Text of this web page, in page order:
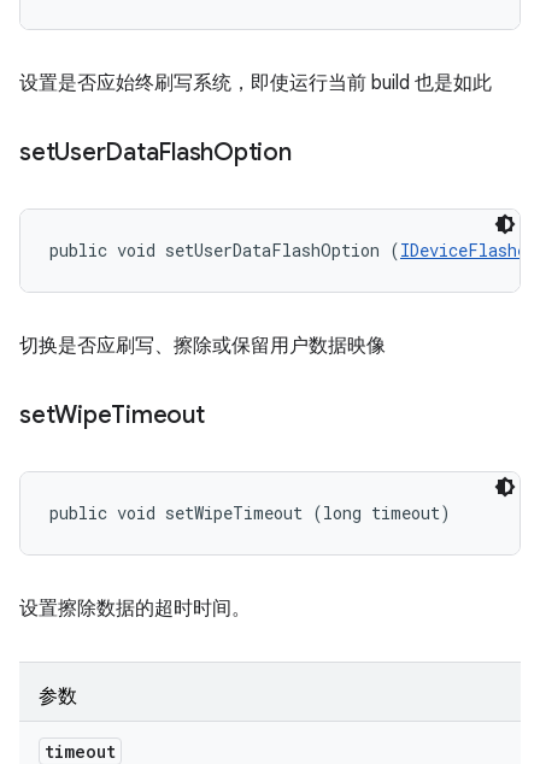
设置是否应始终刷写系统，即使运行当前 build 也是如此
setUserDataFlashOption
public void setUserDataFlashOption (
切换是否应刷写、擦除或保留用户数据映像
setWipeTimeout
public void setWipeTimeout (long timeout)
设置擦除数据的超时时间。
参数
timeout